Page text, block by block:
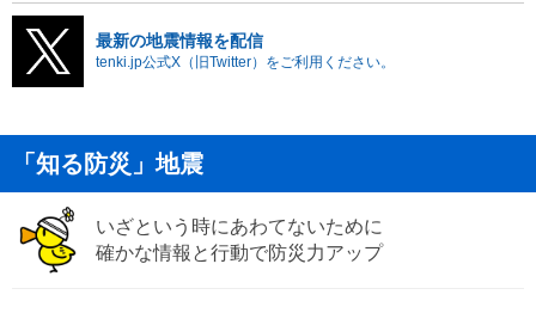
最新の地震情報を配信
tenki.jp公式X（旧Twitter）をご利用ください。
「知る防災」地震
いざという時にあわてないために
確かな情報と行動で防災力アップ